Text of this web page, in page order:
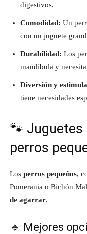
digestivos.
Comodidad: Un
con un juguete
Durabilidad: Los
mandíbula y
Diversión y
tiene necesidades
🐾 Juguetes
perros
Los perros pequeños,
Pomerania o Bichón
de agarrar.
🔹 Mejores